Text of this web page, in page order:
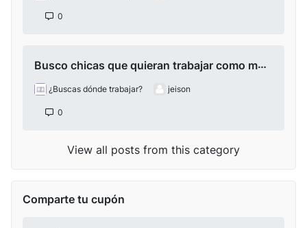
0
Busco chicas que quieran trabajar como modelos en la ciudad de Cali
¿Buscas dónde trabajar? jeison
0
View all posts from this category
Comparte tu cupón